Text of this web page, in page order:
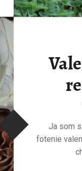
Ja som
fotenie